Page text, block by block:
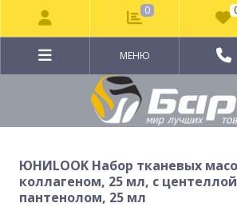
МЕНЮ
ЮНИLOOK Набор тканевых
коллагеном, 25 мл, с
пантенолом, 25 мл
0